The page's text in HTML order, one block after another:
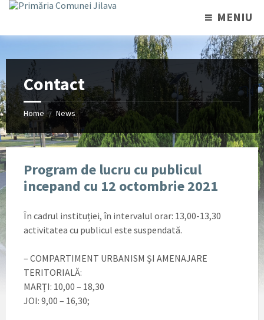
MENIU
Contact
Home / News
Program de lucru cu publicul
incepand cu 12 octombrie 2021
În cadrul instituției, în intervalul orar: 13,00-13,30
activitatea cu publicul este suspendată.
– COMPARTIMENT URBANISM ȘI AMENAJARE
TERITORIALĂ:
MARȚI: 10,00 – 18,30
JOI: 9,00 – 16,30;